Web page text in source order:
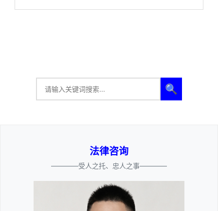
🔍
法律咨询
————受人之托、忠人之事————